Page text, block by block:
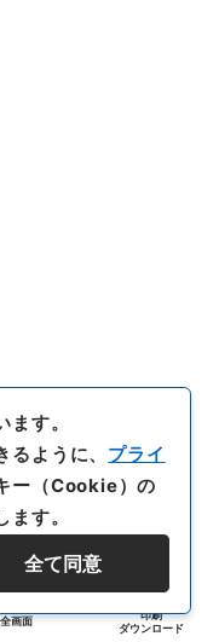
全画面
印刷
ダウンロード
す。
ように、 プライ
ー（Cookie）の
す。
全て同意